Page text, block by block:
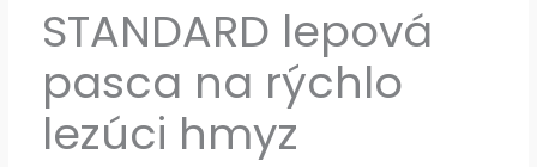
STANDARD lepová
pasca na rýchlo
lezúci hmyz